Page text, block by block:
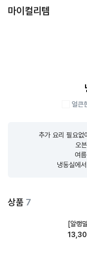
마이컬리템
얼큰
추가 요리 필요없
오
여
냉동실에
상품 7
[알랭